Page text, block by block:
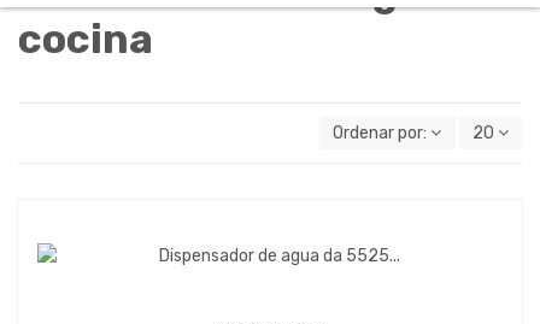
cocina
Ordenar por: 20